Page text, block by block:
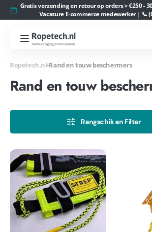
naar de
content
Gratis verzending en retour op orders > €250 -
Vacature E-commerce medewerker| 📞
Ropetech.nl
Ropetech.nl Rand en touw beschermers
Collectie:
Rand en touw
Rangschik en Filter
STREPP
Edge
Pro
sleeve